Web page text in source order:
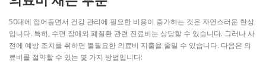
50대에 접어들면서 건강 관리에 필요한 비용이 증가하는 것은 자연스러운 현상
입니다. 특히, 수면 장애와 폐질환 관련 진료비는 상당할 수 있습니다. 그러나 사
전에 예방 조치를 취하면 불필요한 의료비 지출을 줄일 수 있습니다. 다음은 의
료비를 절약할 수 있는 몇 가지 방법입니다: